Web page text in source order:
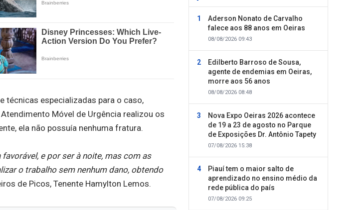
técnicas especializadas para o caso,
Móvel de Urgência realizou os
ela não possuía nenhuma fratura.
e por ser à noite, mas com as
o trabalho sem nenhum dano, obtendo
de Picos, Tenente Hamylton Lemos.
Aderson Nonato de Carvalho
falece aos 88 anos em Oeiras
08/08/2026 09:43
Edilberto Barroso de Sousa,
agente de endemias em Oeiras,
morre aos 56 anos
08/08/2026 08:48
Nova Expo Oeiras 2026 acontece
de 19 a 23 de agosto no Parque
de Exposições Dr. Antônio Tapety
07/08/2026 15:38
Piauí tem o maior salto de
aprendizado no ensino médio da
rede pública do país
07/08/2026 09:25